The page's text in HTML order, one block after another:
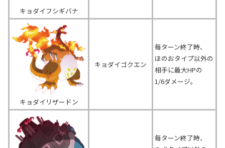
キョダイフシギバナ
キョダイリザードン
キョダイゴクエン
毎ターン終了時、
ほのおタイプ以外の
相手に最大HPの
1/6ダメージ。
毎ターン終了時、